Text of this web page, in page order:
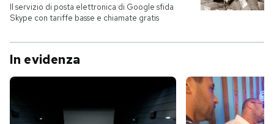
Il servizio di posta elettronica di Google sfida
Skype con tariffe basse e chiamate gratis
In evidenza